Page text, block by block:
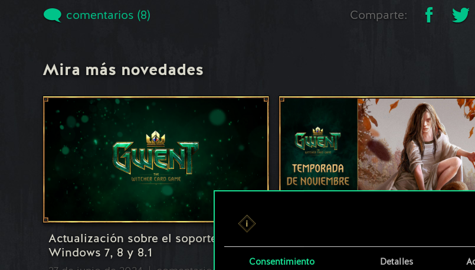
Consentimiento Detalles
comentarios (8) Comparte:
Mira más novedades
Actualización sobre el soporte para
Windows 7, 8 y 8.1